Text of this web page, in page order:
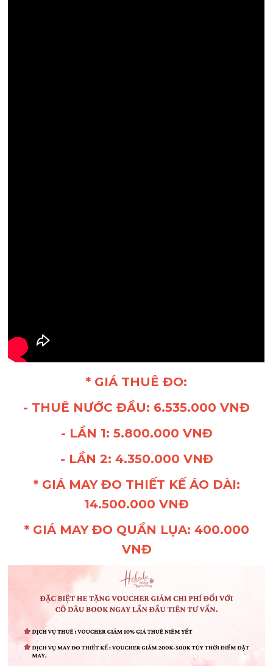
* GIÁ THUÊ ĐO:
- THUÊ NƯỚC ĐẦU: 6.535.000 VNĐ
- LẦN 1: 5.800.000 VNĐ
- LẦN 2: 4.350.000 VNĐ
* GIÁ MAY ĐO THIẾT KẾ ÁO DÀI:
14.500.000 VNĐ
* GIÁ MAY ĐO QUẦN LỤA: 400.000
VNĐ